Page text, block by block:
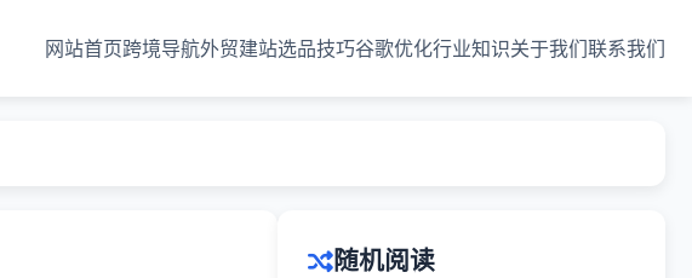
网站首页跨境导航外贸建站选品技巧谷歌优化行业知识关于我们联系我们
随机阅读